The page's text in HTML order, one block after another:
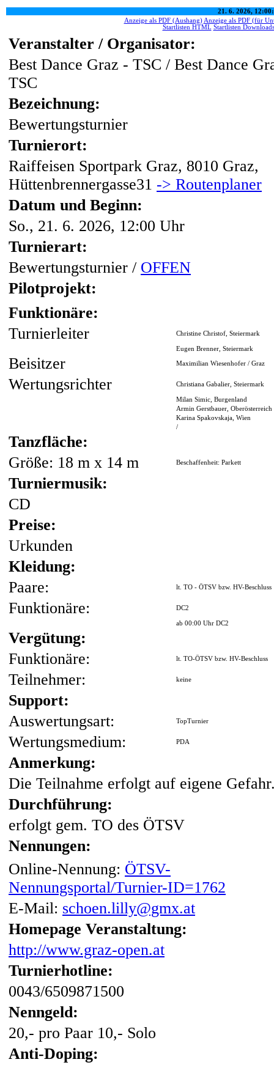
21. 6. 2026,
Anzeige als PDF (Aushang) Anzeige als PDF (für
Startlisten HTML Startlisten Downloads
Veranstalter / Organisator:
Best Dance Graz - TSC / Best Dance
TSC
Bezeichnung:
Bewertungsturnier
Turnierort:
Raiffeisen Sportpark Graz, 8010 Graz,
Hüttenbrennergasse31 -> Routenplaner
Datum und Beginn:
So., 21. 6. 2026, 12:00 Uhr
Turnierart:
Bewertungsturnier / OFFEN
Pilotprojekt:
Funktionäre:
Turnierleiter
Christine Christof, Steiermark
Eugen Brenner, Steiermark
Beisitzer Maximilian Wiesenhofer / Graz
Wertungsrichter Christiana Gabalier, Steiermark
Milan Simic, Burgenland
Armin Gerstbauer, Oberösterreich
Karina Spakovskaja, Wien
/
Tanzfläche:
Größe: 18 m x 14 m
Beschaffenheit: Parkett
Turniermusik:
CD
Preise:
Urkunden
Kleidung:
Paare:
lt. TO - ÖTSV bzw. HV-Beschluss
Funktionäre: DC2
ab 00:00 Uhr DC2
Vergütung:
Funktionäre:
lt. TO-ÖTSV bzw. HV-Beschluss
Teilnehmer: keine
Support:
Auswertungsart:
TopTurnier
Wertungsmedium: PDA
Anmerkung:
Die Teilnahme erfolgt auf eigene
Durchführung:
erfolgt gem. TO des ÖTSV
Nennungen:
Online-Nennung: ÖTSV-
Nennungsportal/Turnier-ID=1762
E-Mail: schoen.lilly@gmx.at
Homepage Veranstaltung:
http://www.graz-open.at
Turnierhotline:
0043/6509871500
Nenngeld:
20,- pro Paar 10,- Solo
Anti-Doping: